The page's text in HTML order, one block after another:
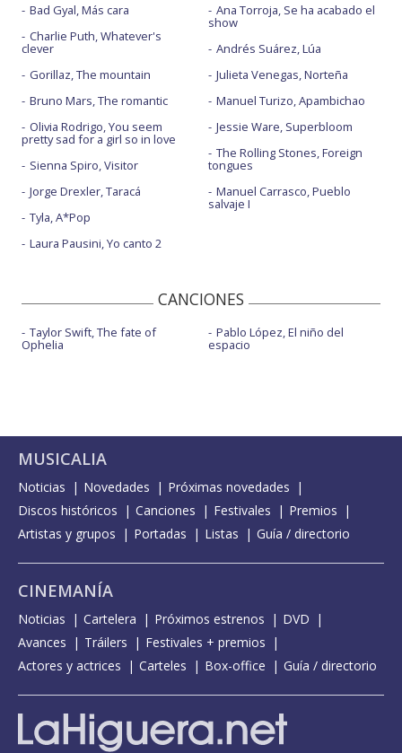
Bad Gyal, Más cara
Charlie Puth, Whatever's
clever
Gorillaz, The mountain
Bruno Mars, The romantic
Olivia Rodrigo, You seem
pretty sad for a girl so in love
Sienna Spiro, Visitor
Jorge Drexler, Taracá
Tyla, A*Pop
Laura Pausini, Yo canto 2
Ana Torroja, Se ha acabado el
show
Andrés Suárez, Lúa
Julieta Venegas, Norteña
Manuel Turizo, Apambichao
Jessie Ware, Superbloom
The Rolling Stones, Foreign
tongues
Manuel Carrasco, Pueblo
salvaje I
CANCIONES
Taylor Swift, The fate of
Ophelia
Pablo López, El niño del
espacio
MUSICALIA
Noticias Novedades
Próximas novedades
Discos históricos
Canciones Festivales
Premios
Artistas y grupos
Portadas Listas Guía / directorio
CINEMANÍA
Noticias Cartelera Próximos estrenos
DVD
Avances
Tráilers
Festivales + premios
Actores y actrices
Carteles Box-office Guía / directorio